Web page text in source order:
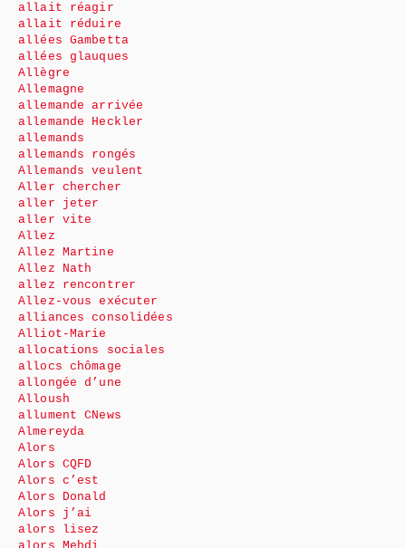
allait réagir
allait réduire
allées Gambetta
allées glauques
Allègre
Allemagne
allemande arrivée
allemande Heckler
allemands
allemands rongés
Allemands veulent
Aller chercher
aller jeter
aller vite
Allez
Allez Martine
Allez Nath
allez rencontrer
Allez-vous exécuter
alliances consolidées
Alliot-Marie
allocations sociales
allocs chômage
allongée d’une
Alloush
allument CNews
Almereyda
Alors
Alors CQFD
Alors c’est
Alors Donald
Alors j’ai
alors lisez